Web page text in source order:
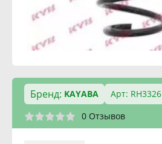
Бренд: KAYABA
Арт: RH3326
0 Отзывов